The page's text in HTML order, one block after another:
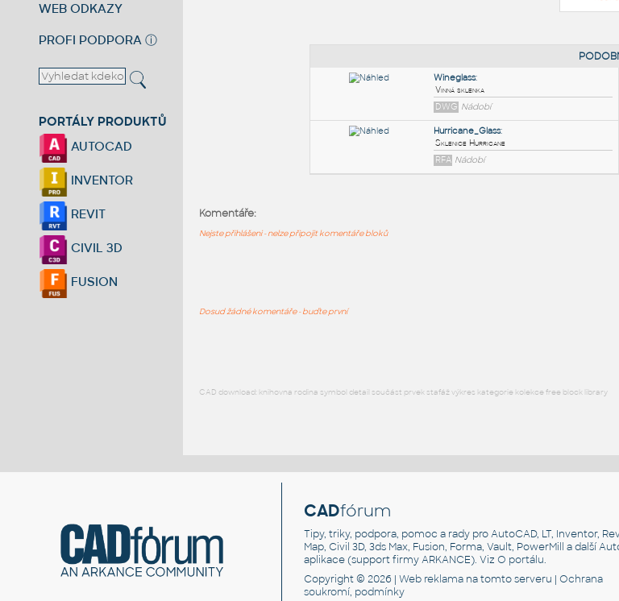
WEB ODKAZY
PROFI PODPORA ⓘ
PORTÁLY PRODUKTŮ
AUTOCAD
INVENTOR
REVIT
CIVIL 3D
FUSION
Komentáře:
Nejste přihlášeni - nelze připojit komentáře bloků
Dosud žádné komentáře - buďte první
CAD download: knihovna rodina symbol detail součást prvek stafáž výkres kategorie kolekce free block library
CADfórum
Tipy, triky, podpora, pomoc a rady pro AutoCAD, LT, Inventor,
Map, Civil 3D, 3ds Max, Fusion, Forma, Vault, PowerMill a další
aplikace (support firmy ARKANCE). VizO portálu.
Copyright © 2026 |Web reklama na tomto serveru |Ochrana
soukromí, podmínky